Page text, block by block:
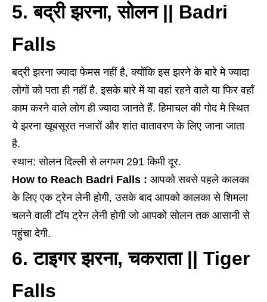
5. बद्री झरना, सोलन || Badri
Falls
बद्री झरना ज्यादा फेमस नहीं है, क्योंकि इस झरने के बारे मे ज्यादा
लोगों को पता ही नहीं है. इसके बारे में या वहां रहने वाले या फिर वहाँ
काम करने वाले लोग ही ज्यादा जानते हैं. हिमाचल की गोद मे स्थित
ये झरना खूबसूरत नजारों और शांत वातावरण के लिए जाना जाता
है.
स्थान: सोलन दिल्ली से लगभग 291 किमी दूर.
How to Reach Badri Falls : आपको सबसे पहले कालका
के लिए एक ट्रेन लेनी होगी, उसके बाद आपको कालका से शिमला
चलने वाली टॉय ट्रेन लेनी होगी जो आपको सोलन तक आसानी से
पहुंचा देगी.
6. टाइगर झरना, चकराता || Tiger
Falls